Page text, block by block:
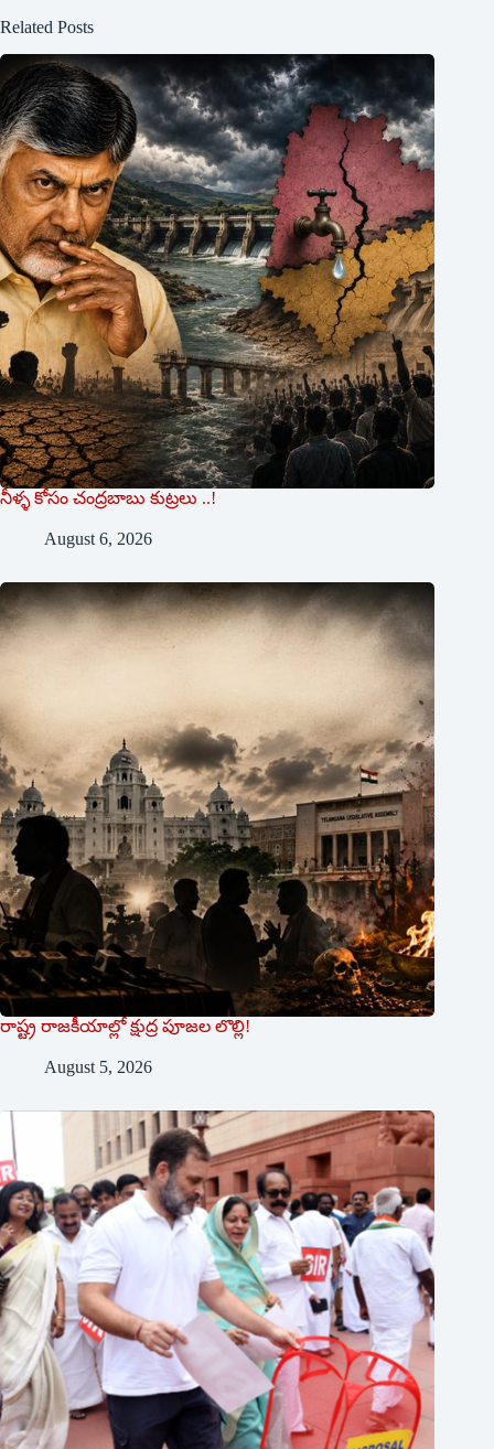
Related Posts
నీళ్ళ కోసం చంద్రబాబు కుట్రలు ..!
August 6, 2026
రాష్ట్ర రాజ‌కీయాల్లో క్షుద్ర పూజల లొల్లి!
August 5, 2026